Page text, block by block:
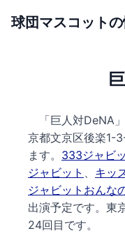
球団マスコットの
「巨人対DeNA
京都文京区後楽1-
ます。 333ジャビ
ジャビット 、 キッ
ジャビットおんな
出演予定です。 東
24回目です。